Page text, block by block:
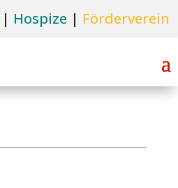
| Hospize | Förderverein